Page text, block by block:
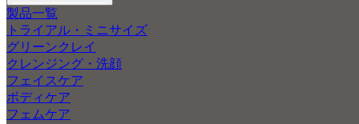
製品一覧
トライアル・ミニサイズ
グリーンクレイ
クレンジング・洗顔
フェイスケア
ボディケア
フェムケア